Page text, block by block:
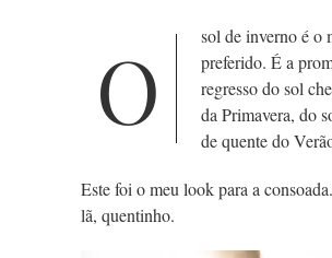
O
sol de inverno é o
preferido. É a
regresso do sol
da Primavera, do
de quente do
Este foi o meu look paraa
lã, quentinho.